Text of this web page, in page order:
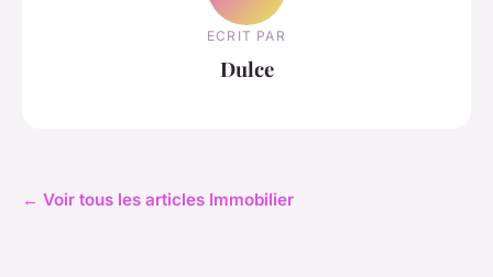
ECRIT PAR
Dulce
← Voir tous les articles Immobilier